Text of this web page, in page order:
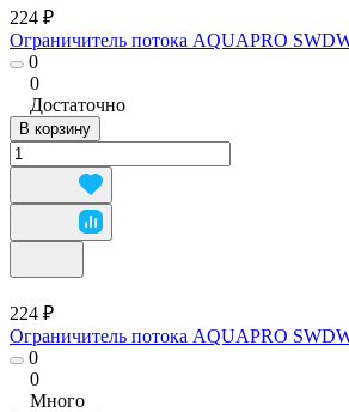
224 ₽
Ограничитель потока AQUAPRO
0
0
Достаточно
В корзину
224 ₽
Ограничитель потока AQUAPRO
0
0
Много